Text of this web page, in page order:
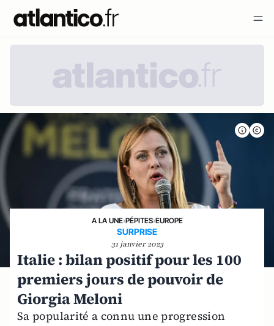
A LA UNE›PÉPITES›EUROPE
SURPRISE
31 janvier 2023
Italie : bilan positif pour les 100
premiers jours de pouvoir de
Giorgia Meloni
Sa popularité a connu une progression